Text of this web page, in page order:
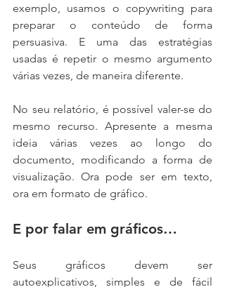
exemplo, usamos o copywriting para
preparar o conteúdo de forma
persuasiva. E uma das estratégias
usadas é repetir o mesmo argumento
várias vezes, de maneira diferente.
No seu relatório, é possível valer-se do
mesmo recurso. Apresente a mesma
ideia várias vezes ao longo do
documento, modificando a forma de
visualização. Ora pode ser em texto,
ora em formato de gráfico.
E por falar em gráficos…
Seus gráficos devem ser
autoexplicativos, simples e de fácil